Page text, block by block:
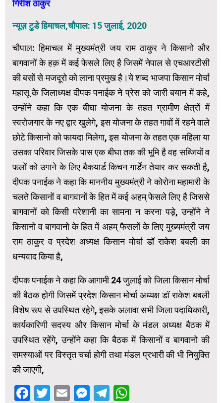
गिरीश ठाकुर
न्यूज़ टुडे हिमाचल,चौपाल: 15 जुलाई, 2020
चौपाल: हिमाचल में मुख्यमंत्री जय राम ठाकुर ने किसानो और
बागवानों के हक़ में कई फेसले लिए है जिसमें नेपाल से एचआरटीसी
की बसों से मजदूरो को लाना प्रमुख है।ये शब्द भाजपा किसान मोर्चा
महासू के जिलाध्यक्ष दीपक पनाईक ने प्रेस को जारी बयान में कहे,
उन्होंने कहा कि एक बीघा योजना के तहत ग्रामीण क्षेत्रों में
स्वरोजगार के नए द्वार खुलेगे, इस योजना के तहत गावों में रहने वाले
छोटे किसानो को फायदा मिलेगा, इस योजना के तहत एक महिला या
उसका परिवार जिसके पास एक बीघा तक की भूमि है वह सब्जियों व
फलों को उगाने के लिए बैकयार्ड किचन गार्डेन तेयार कर सकती है,
दीपक पनाईक ने कहा कि माननीय मुख्यमंत्री ने कोरोना महामारी के
चलते किसानों व बागवानों के हित में कई अहम् फेसले लिए है जिससे
बागवानों को किसी परेशानी का सामना न करना पड़े, उन्होंने ने
किसानो व बागवानो के हित में अहम् फैसलों के लिए मुख्यमंत्री जय
राम ठाकुर व प्रदेश अध्यक्ष किसान मोर्चा डॉ राकेश बबली का
धन्यवाद किया है,
दीपक पनाईक ने कहा कि आगामी 24 जुलाई को जिला किसान मोर्चा
की बैठक होगी जिसमें प्रदेश किसान मोर्चा अध्यक्ष डॉ राकेश बबली
विशेष रूप से उपस्थित रहेगे, इसके अलावा सभी जिला पदाधिकारी,
कार्यकारिणी सदस्य और किसान मोर्चा के मंडल अध्यक्ष बैठक में
उपस्थित रहेंगे, उन्होंने कहा कि बैठक में किसानों व बागवानो की
समस्याओं पर विस्तृत चर्चा होगी तथा मंडल प्रभारी की भी नियुक्ति
की जाएगी,
Facebook
Twitter
EmailMessenger
Telegram